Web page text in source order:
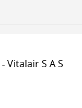
- Vitalair S A S